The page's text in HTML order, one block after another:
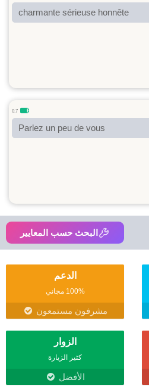
charmante sérieuse honnête
0.7
Parlez un peu de vous
البحث حسب المعايير
الدعم
100% مجاني
مشرفون مستمعون
الزوار
كثير الزيارة
الأفضل